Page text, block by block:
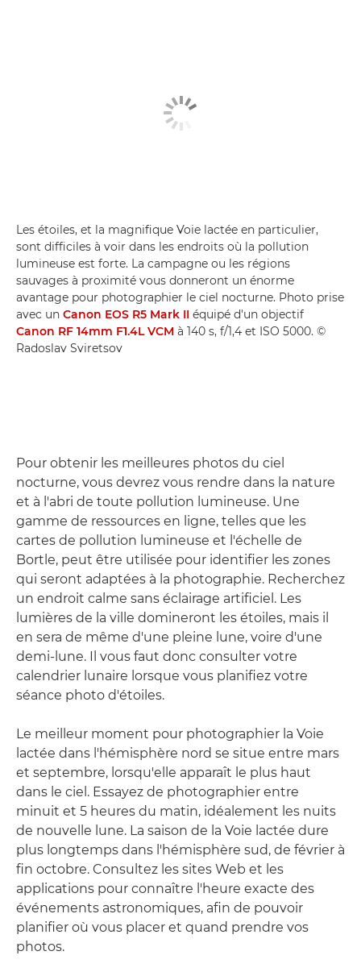
Les étoiles, et la magnifique Voie lactée en particulier,
sont difficiles à voir dans les endroits où la pollution
lumineuse est forte. La campagne ou les régions
sauvages à proximité vous donneront un énorme
avantage pour photographier le ciel nocturne. Photo prise
avec un Canon EOS R5 Mark II équipé d'un objectif
Canon RF 14mm F1.4L VCM à 140 s, f/1,4 et ISO 5000. ©
Radoslav Sviretsov
Pour obtenir les meilleures photos du ciel
nocturne, vous devrez vous rendre dans la nature
et à l'abri de toute pollution lumineuse. Une
gamme de ressources en ligne, telles que les
cartes de pollution lumineuse et l'échelle de
Bortle, peut être utilisée pour identifier les zones
qui seront adaptées à la photographie. Recherchez
un endroit calme sans éclairage artificiel. Les
lumières de la ville domineront les étoiles, mais il
en sera de même d'une pleine lune, voire d'une
demi-lune. Il vous faut donc consulter votre
calendrier lunaire lorsque vous planifiez votre
séance photo d'étoiles.
Le meilleur moment pour photographier la Voie
lactée dans l'hémisphère nord se situe entre mars
et septembre, lorsqu'elle apparaît le plus haut
dans le ciel. Essayez de photographier entre
minuit et 5 heures du matin, idéalement les nuits
de nouvelle lune. La saison de la Voie lactée dure
plus longtemps dans l'hémisphère sud, de février à
fin octobre. Consultez les sites Web et les
applications pour connaître l'heure exacte des
événements astronomiques, afin de pouvoir
planifier où vous placer et quand prendre vos
photos.